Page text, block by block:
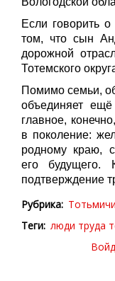
Если говорить
том, что сын
дорожной
Тотемского
Помимо семьи,
объединяет
главное,
в поколение:
родному краю,
его будущего.
подтверждение
Рубрика
Теги люди труда